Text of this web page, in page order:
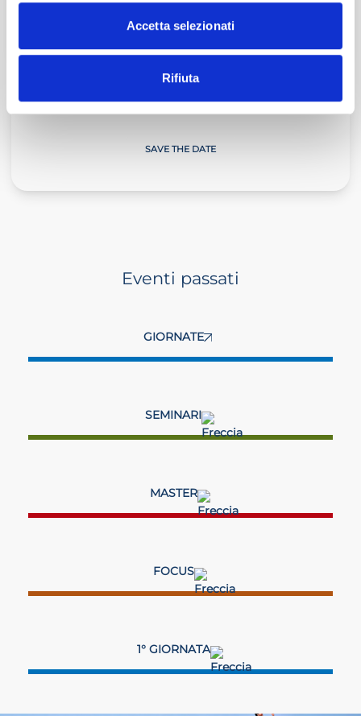
Accetta selezionati
Rifiuta
ULTIMO ARTICOLO
Giornate sulla Neve
SAVE THE DATE
Eventi passati
GIORNATE
SEMINARI
MASTER
FOCUS
1° GIORNATA